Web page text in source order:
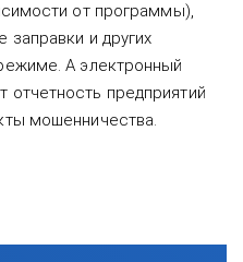
от программы),
и других
А электронный
предприятий
мошенничества.